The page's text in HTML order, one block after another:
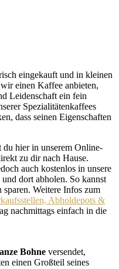
eingekauft und in kleinen
einen Kaffee anbieten,
Leidenschaft ein fein
Spezialitätenkaffees
dass seinen Eigenschaften
du hier in unserem Online-
zu dir nach Hause.
auch kostenlos in unsere
dort abholen. So kannst
sparen. Weitere Infos zum
Abholdepots &
nachmittags einfach in die
Bohne versendet,
einen Großteil seines